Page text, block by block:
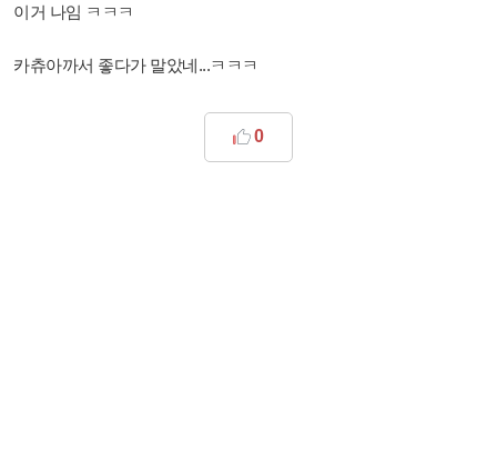
이거 나임 ㅋㅋㅋ
카츄아까서 좋다가 말았네...ㅋㅋㅋ
0